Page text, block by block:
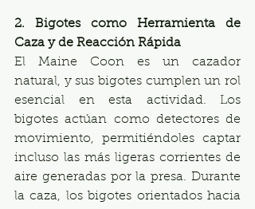
2. Bigotes como Herramienta de
Caza y de Reacción Rápida
El Maine Coon es un cazador
natural, y sus bigotes cumplen un rol
esencial en esta actividad. Los
bigotes actúan como detectores de
movimiento, permitiéndoles captar
incluso las más ligeras corrientes de
aire generadas por la presa. Durante
la caza, los bigotes orientados hacia